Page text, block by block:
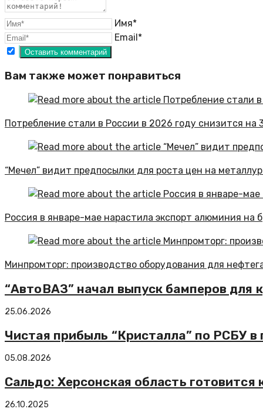
Имя*
Email*
Вам также может понравиться
Потребление стали в России в 2026 году снизится на
“Мечел” видит предпосылки для роста цен на
Россия в январе-мае нарастила экспорт алюминия на
Минпромторг: производство оборудования для
“АвтоВАЗ” начал выпуск бамперов для
25.06.2026
Чистая прибыль “Кристалла” по РСБУ в
05.08.2026
Сальдо: Херсонская область
26.10.2025